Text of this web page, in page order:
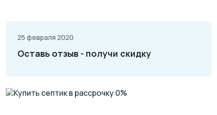
25 февраля 2020
Оставь отзыв - получи скидку